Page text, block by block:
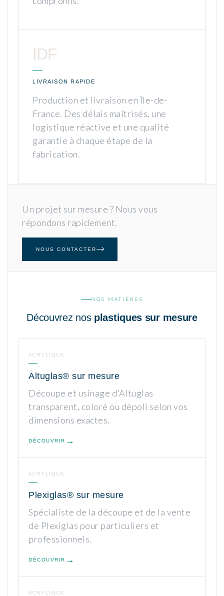
IDF
LIVRAISON RAPIDE
Production et livraison en Île-de-
France. Des délais maîtrisés, une
logistique réactive et une qualité
garantie à chaque étape de la
fabrication.
Un projet sur mesure ? Nous vous
répondons rapidement.
NOUS CONTACTER
NOS MATIÈRES
Découvrez nos plastiques sur mesure
ACRYLIQUE
Altuglas® sur mesure
Découpe et usinage d'Altuglas
transparent, coloré ou dépoli selon vos
dimensions exactes.
DÉCOUVRIR
ACRYLIQUE
Plexiglas® sur mesure
Spécialiste de la découpe et de la vente
de Plexiglas pour particuliers et
professionnels.
DÉCOUVRIR
ACRYLIQUE